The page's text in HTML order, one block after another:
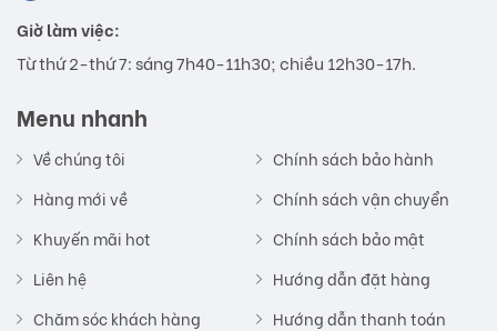
Giờ làm việc:
Từ thứ 2-thứ 7: sáng 7h40-11h30; chiều 12h30-17h.
Menu nhanh
Về chúng tôi
Hàng mới về
Khuyến mãi hot
Liên hệ
Chăm sóc khách hàng
Chính sách bảo hành
Chính sách vận chuyển
Chính sách bảo mật
Hướng dẫn đặt hàng
Hướng dẫn thanh toán